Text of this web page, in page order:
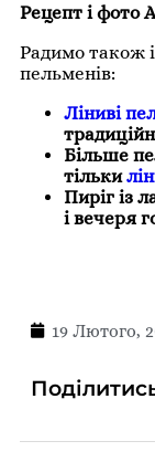
Рецепт і фото
Радимо також
пельменів:
Ліниві
Більше
тільки
Пиріг із
і вечеря
19 Лютого,